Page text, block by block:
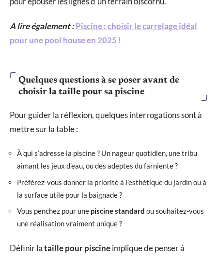
A lire également :Piscine : choisir le carrelage idéal
pour une pool house en 2025 !
Quelques questions à se poser avant de
choisir la taille pour sa piscine
Pour guider la réflexion, quelques interrogations sont à
mettre sur la table :
À qui s’adresse la piscine ? Un nageur quotidien, une tribu
aimant les jeux d’eau, ou des adeptes du farniente ?
Préférez-vous donner la priorité à l’esthétique du jardin ou à
la surface utile pour la baignade ?
Vous penchez pour une piscine standard ou souhaitez-vous
une réalisation vraiment unique ?
Définir lataille pour piscineimplique de penser à